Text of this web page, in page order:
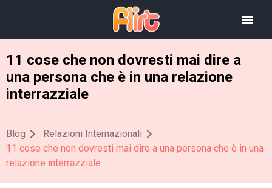
11 cose che non dovresti mai dire a
una persona che è in una relazione
interrazziale
Blog
Relazioni Internazionali
11 cose che non dovresti mai dire a una persona che è in una
relazione interrazziale